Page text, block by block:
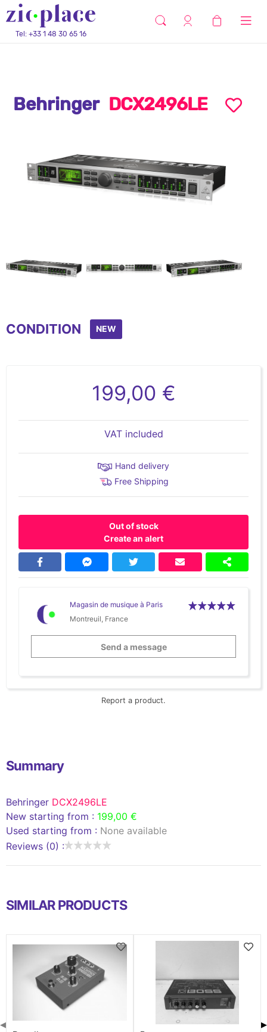
Tel: +33 1 48 30 65 16
Behringer DCX2496LE
of
CONDITION NEW
199,00 €
VAT included
Hand delivery
Free Shipping
Out of stock
Create an alert
Magasin de musique à Paris
Montreuil, France
Send a message
Report a product.
Summary
Behringer DCX2496LE
New starting from : 199,00 €
Used starting from : None available
Reviews (0) :
SIMILAR PRODUCTS
◀ ▶